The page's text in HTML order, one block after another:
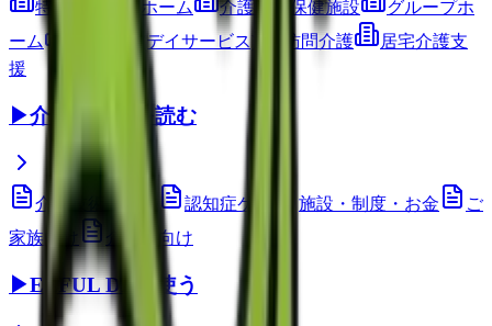
特別養護老人ホーム 介護老人保健施設
グループホ
ーム
通所介護(デイサービス) 訪問介護
居宅介護支
援
▶介護コラムを読む
介護技術・ケア 認知症ケア 施設・制度・お金
ご
家族向け
介護職向け
▶EEFUL DBを使う